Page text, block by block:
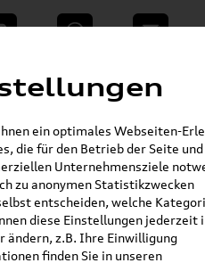
WhatsApp E-Mail
und Zubehör »
(1
+ großer
ein optimales Webseiten-
die für den Betrieb der Seite
Unternehmensziele
zu anonymen Statistikzwecken
entscheiden, welche
diese Einstellungen jederzeit
ändern, z.B. Ihre Einwilligung
finden Sie in unseren